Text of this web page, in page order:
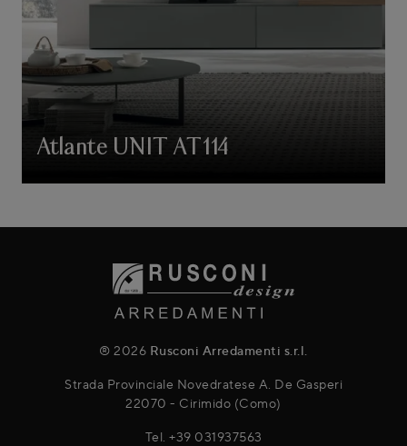
Atlante UNIT AT114
® 2026 Rusconi Arredamenti s.r.l.
Strada Provinciale Novedratese A. De Gasperi
22070 - Cirimido (Como)
Tel. +39 031937563